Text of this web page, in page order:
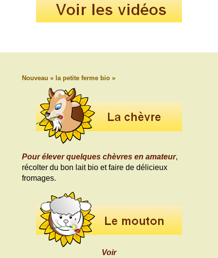
Nouveau « la petite ferme bio »
Pour élever quelques chèvres en amateur,
récolter du bon lait bio et faire de délicieux
fromages.
Voir